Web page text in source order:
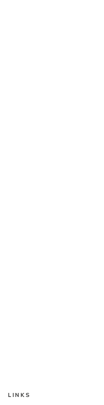
LINKS